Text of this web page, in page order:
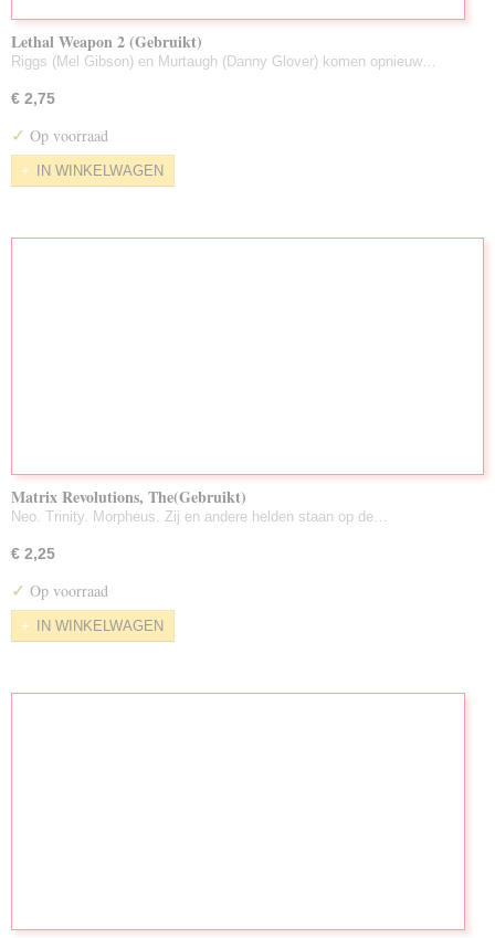
Lethal Weapon 2 (Gebruikt)
Riggs (Mel Gibson) en Murtaugh (Danny Glover) komen opnieuw…
€ 2,75
✓ Op voorraad
IN WINKELWAGEN
Matrix Revolutions, The(Gebruikt)
Neo. Trinity. Morpheus. Zij en andere helden staan op de…
€ 2,25
✓ Op voorraad
IN WINKELWAGEN